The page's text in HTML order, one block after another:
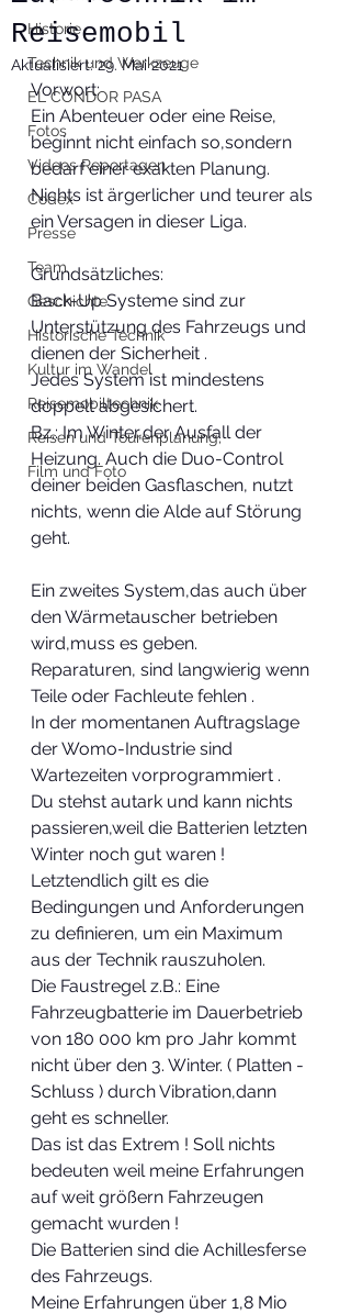
Historie
Technik und Werkzeuge
EL CÓNDOR PASA
Fotos
Videos Reportagen
Codex
Presse
Team
Geschichte
Historische Technik
Kultur im Wandel
Reisemobiltechnik
Reisen und Tourenplanung,
Film und Foto
Reisemobil
Aktualisiert:29. Mai 2021
Vorwort:
Ein Abenteuer oder eine Reise,
beginnt nicht einfach so,sondern
bedarf einer exakten Planung.
Nichts ist ärgerlicher und teurer als
ein Versagen in dieser Liga.
Grundsätzliches:
Back-Up Systeme sind zur
Unterstützung des Fahrzeugs und
dienen der Sicherheit .
Jedes System ist mindestens
doppelt abgesichert.
Bz.: Im Winter,der Ausfall der
Heizung. Auch die Duo-Control
deiner beiden Gasflaschen, nutzt
nichts, wenn die Alde auf Störung
geht.
Ein zweites System,das auch über
den Wärmetauscher betrieben
wird,muss es geben.
Reparaturen, sind langwierig wenn
Teile oder Fachleute fehlen .
In der momentanen Auftragslage
der Womo-Industrie sind
Wartezeiten vorprogrammiert .
Du stehst autark und kann nichts
passieren,weil die Batterien letzten
Winter noch gut waren !
Letztendlich gilt es die
Bedingungen und Anforderungen
zu definieren, um ein Maximum
aus der Technik rauszuholen.
Die Faustregel z.B.: Eine
Fahrzeugbatterie im Dauerbetrieb
von 180 000 km pro Jahr kommt
nicht über den 3. Winter. ( Platten -
Schluss ) durch Vibration,dann
geht es schneller.
Das ist das Extrem ! Soll nichts
bedeuten weil meine Erfahrungen
auf weit größern Fahrzeugen
gemacht wurden !
Die Batterien sind die Achillesferse
des Fahrzeugs.
Meine Erfahrungen über 1,8 Mio